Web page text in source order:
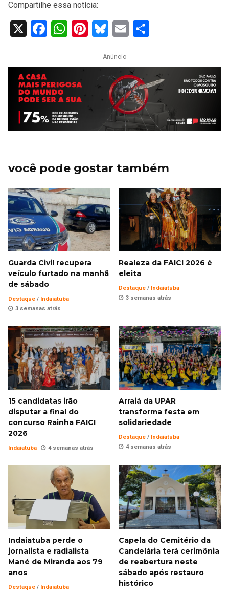
Compartilhe essa notícia:
X Facebook
WhatsApp
Pinterest
Bluesky
Email
- Anúncio -
você pode gostar também
Guarda Civil recupera
veículo furtado na manhã
de sábado
Destaque / Indaiatuba
3 semanas atrás
Realeza da FAICI 2026 é
eleita
Destaque / Indaiatuba
3 semanas atrás
15 candidatas irão
disputar a final do
concurso Rainha FAICI
2026
Indaiatuba 4 semanas atrás
Arraiá da UPAR
transforma festa em
solidariedade
Destaque / Indaiatuba
4 semanas atrás
Indaiatuba perde o
jornalista e radialista
Mané de Miranda aos 79
anos
Destaque / Indaiatuba
Capela do Cemitério da
Candelária terá cerimônia
de reabertura neste
sábado após restauro
histórico